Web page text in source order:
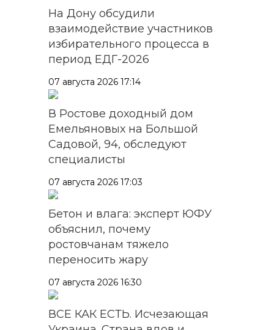
На Дону обсудили
взаимодействие участников
избирательного процесса в
период ЕДГ-2026
07 августа 2026 17:14
В Ростове доходный дом
Емельяновых на Большой
Садовой, 94, обследуют
специалисты
07 августа 2026 17:03
Бетон и влага: эксперт ЮФУ
объяснил, почему
ростовчанам тяжело
переносить жару
07 августа 2026 16:30
ВСЕ КАК ЕСТЬ. Исчезающая